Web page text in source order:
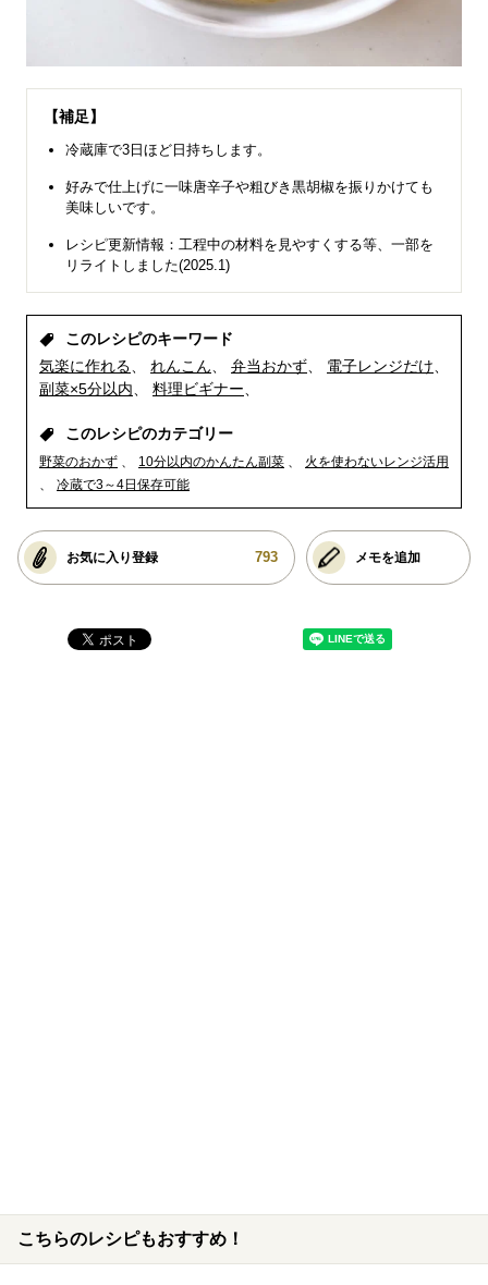
【補足】
冷蔵庫で3日ほど日持ちします。
好みで仕上げに一味唐辛子や粗びき黒胡椒を振りかけても
美味しいです。
レシピ更新情報：工程中の材料を見やすくする等、一部を
リライトしました(2025.1)
このレシピのキーワード
気楽に作れる
れんこん 弁当おかず
電子レンジだけ
副菜×5分以内
料理ビギナー
このレシピのカテゴリー
野菜のおかず 10分以内のかんたん副菜
火を使わないレンジ活用
冷蔵で3～4日保存可能
お気に入り登録 793 メモを追加
こちらのレシピもおすすめ！